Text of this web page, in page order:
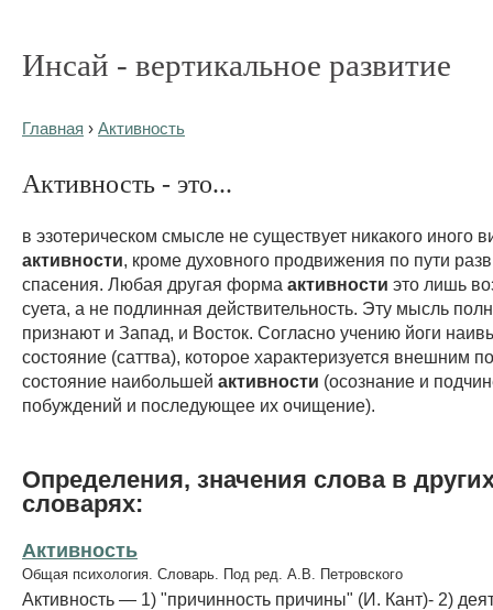
Инсай - вертикальное развитие
Главная › Активность
Активность - это...
в эзотерическом смысле не существует никакого иного
активности , кроме духовного продвижения по пути
спасения. Любая другая форма активности это лишь
суета, а не подлинная действительность. Эту мысль
признают и Запад, и Восток. Согласно учению йоги
состояние (саттва), которое характеризуется внешним
состояние наибольшей активности (осознание и
побуждений и последующее их очищение).
Определения, значения слова в
словарях:
Активность
Общая психология. Словарь. Под ред. А.В. Петровского
Активность — 1) "причинность причины" (И. Кант)- 2)